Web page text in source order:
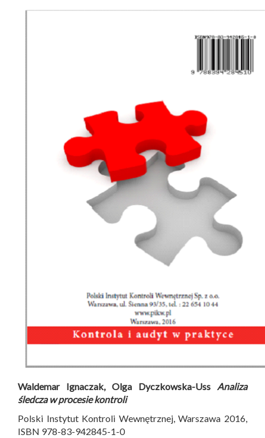
Waldemar Ignaczak, Olga Dyczkowska-Uss Analiza
śledcza w procesie kontroli
Polski Instytut Kontroli Wewnętrznej, Warszawa 2016,
ISBN 978-83-942845-1-0